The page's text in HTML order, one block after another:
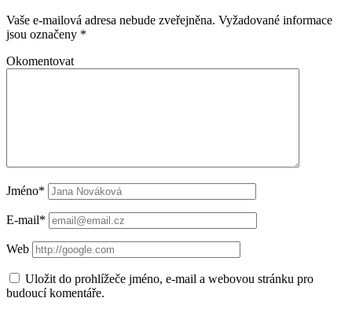
Vaše e-mailová adresa nebude zveřejněna. Vyžadované informace
jsou označeny *
Okomentovat
Jméno*
E-mail*
Web
Uložit do prohlížeče jméno, e-mail a webovou stránku pro
budoucí komentáře.